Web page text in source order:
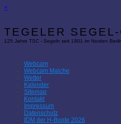
×
TEGELER
125 Jahre TSC - Segeln seit 1901 im Norden
Webcam
Webcam Malche
Wetter
Kalender
Sitemap
Kontakt
Impressum
Datenschutz
IDM der H-Boote 2026